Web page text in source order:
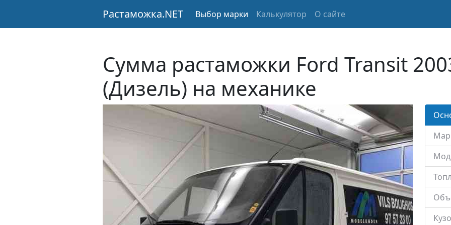
Растаможка.NET Выбор марки Калькулятор О сайте
Сумма растаможки Ford Transit
(Дизель) на механике